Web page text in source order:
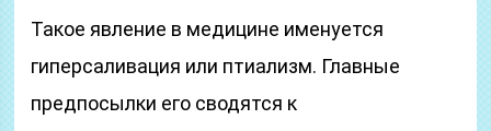
Такое явление в медицине именуется
гиперсаливация или птиализм. Главные
предпосылки его сводятся к